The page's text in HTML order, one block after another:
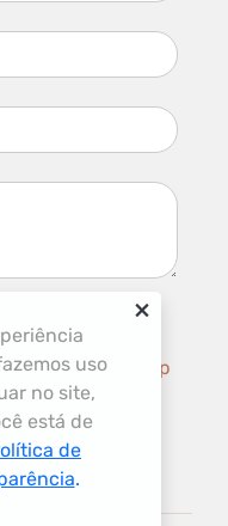
WhatsApp
e-mail
uso
no site,
está de
de
.
×